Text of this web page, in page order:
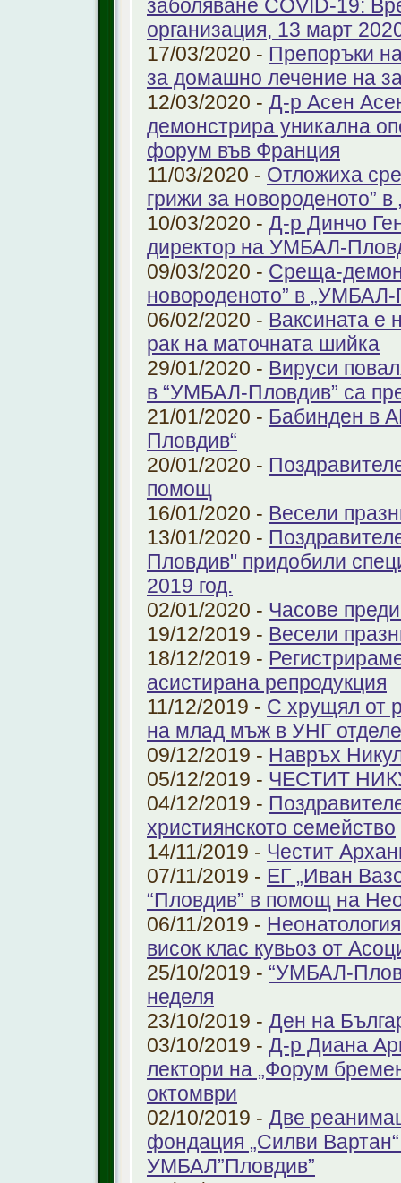
заболяване COVID-19:
организация, 13 март
17/03/2020 - Препоръки
за домашно лечение на
12/03/2020 - Д-р Асен
демонстрира уникална
форум във Франция
11/03/2020 - Отложиха
грижи за новороденото”
10/03/2020 - Д-р Динчо
директор на УМБАЛ-
09/03/2020 - Среща-
новороденото” в „УМБАЛ-
06/02/2020 - Ваксината е
рак на маточната шийка
29/01/2020 - Вируси
в “УМБАЛ-Пловдив” са
21/01/2020 - Бабинден в
Пловдив“
20/01/2020 -
помощ
16/01/2020 - Весели
13/01/2020 -
Пловдив" придобили
2019 год.
02/01/2020 - Часове
19/12/2019 - Весели
18/12/2019 -
aсистирана репродукция
11/12/2019 - С хрущял от
на млад мъж в УНГ
09/12/2019 - Навръх
05/12/2019 - ЧЕСТИТ
04/12/2019 -
християнското семейство
14/11/2019 - Честит
07/11/2019 - ЕГ „Иван
“Пловдив” в помощ на
06/11/2019 -
висок клас кувьоз от
25/10/2019 - “УМБАЛ-
неделя
23/10/2019 - Ден на
03/10/2019 - Д-р Диана
лектори на „Форум
октомври
02/10/2019 - Две
фондация „Силви
УМБАЛ”Пловдив”